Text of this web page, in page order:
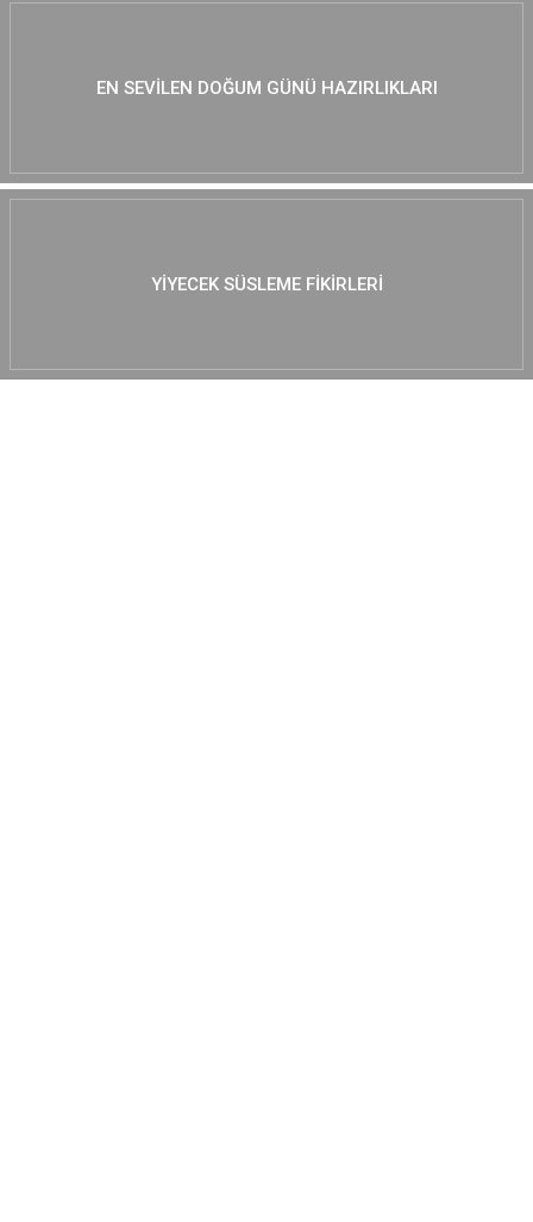
EN SEVILEN DOĞUM GÜNÜ HAZIRLIKLARI
YIYECEK SÜSLEME FIKIRLERI